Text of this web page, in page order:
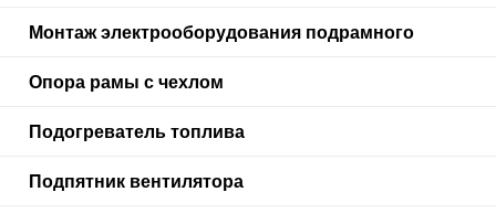
Монтаж электрооборудования подрамного
Опора рамы с чехлом
Подогреватель топлива
Подпятник вентилятора